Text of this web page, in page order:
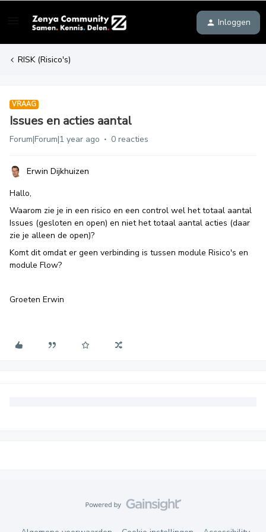
Inloggen
RISK (Risico's)
VRAAG
Issues en acties aantal
Forum|Forum|1 year ago 0 reacties
Erwin Dijkhuizen
Hallo,
Waarom zie je in een risico en een control wel het totaal aantal
Issues (gesloten en open) en niet het totaal aantal acties (daar
zie je alleen de open)?
Komt dit omdat er geen verbinding is tussen module Risico's en
module Flow?
Groeten Erwin